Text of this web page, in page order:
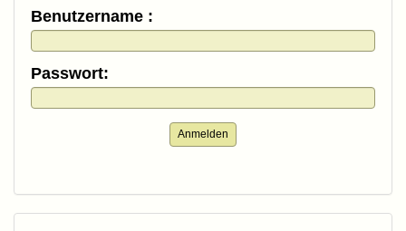
Benutzername :
Passwort:
Anmelden